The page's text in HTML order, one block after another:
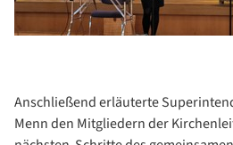
Anschließend erläuterte
Menn den Mitgliedern der